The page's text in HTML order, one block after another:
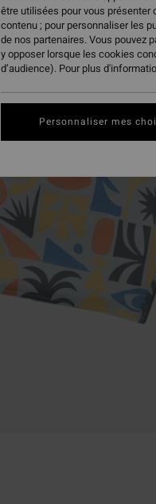
être utilisées pour vous
contenu ; pour personnaliser les
de nos partenaires. Vous pouvez
y opposer lorsque les cookies
d’audience). Pour plus
Personnaliser mes